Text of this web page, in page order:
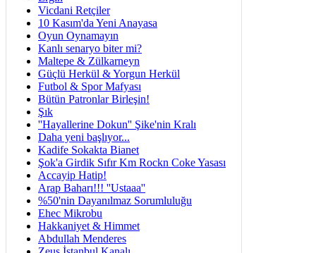
Vicdani Retçiler
10 Kasım'da Yeni Anayasa
Oyun Oynamayın
Kanlı senaryo biter mi?
Maltepe & Zülkarneyn
Güçlü Herkül & Yorgun Herkül
Futbol & Spor Mafyası
Bütün Patronlar Birleşin!
Şık
''Hayallerine Dokun'' Şike'nin Kralı
Daha yeni başlıyor...
Kadife Sokakta Bianet
Şok'a Girdik Sıfır Km Rockn Coke Yasası
Accayip Hatip!
Arap Baharı!!! ''Ustaaa''
%50'nin Dayanılmaz Sorumluluğu
Ehec Mikrobu
Hakkaniyet & Himmet
Abdullah Menderes